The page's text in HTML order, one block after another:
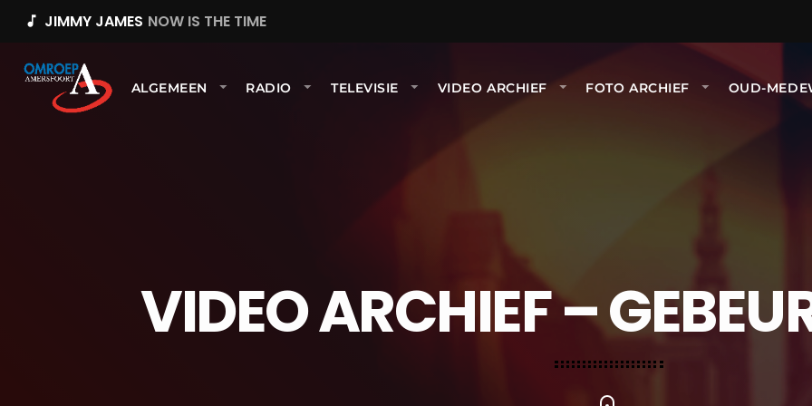
music_note JIMMY JAMES NOW IS THE TIME
ALGEMEEN RADIO TELEVISIE VIDEO ARCHIEF FOTO ARCHIEF OUD-
VIDEO ARCHIEF –